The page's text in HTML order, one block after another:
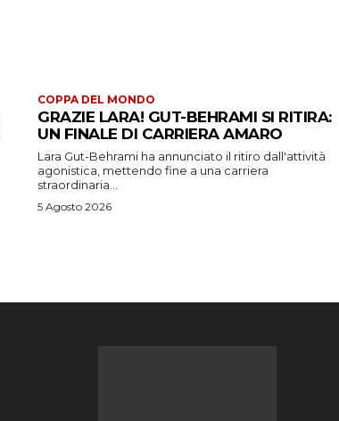
COPPA DEL MONDO
GRAZIE LARA! GUT-BEHRAMI SI RITIRA:
UN FINALE DI CARRIERA AMARO
Lara Gut-Behrami ha annunciato il ritiro dall'attività
agonistica, mettendo fine a una carriera
straordinaria...
5 Agosto 2026